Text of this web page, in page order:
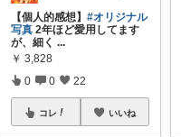
【個人的感想】#オリジナル
写真 2年ほど愛用してます
が、細く ...
￥ 3,828
0 0 22
コレ いいね